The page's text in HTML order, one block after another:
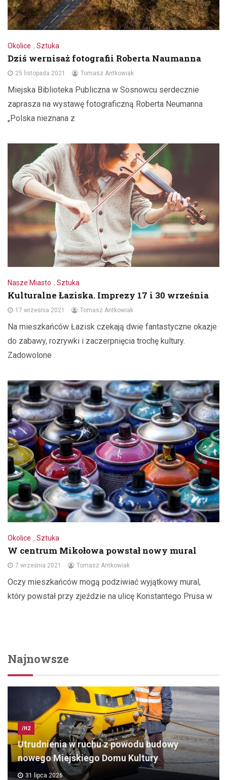
Okolice , Sztuka
Dziś wernisaż fotografii Roberta Naumanna
25 listopada 2021 Tomasz Antkowiak
Miejska Biblioteka Publiczna w Sosnowcu serdecznie
zaprasza na wystawę fotograficzną Roberta Neumanna
„Polska nieznana z
Nasze Miasto , Sztuka
Kulturalne Łaziska. Imprezy 17 i 30 września
17 września 2021 Tomasz Antkowiak
Na mieszkańców Łazisk czekają dwie fantastyczne okazje
do zabawy, rozrywki i zaczerpnięcia trochę kultury.
Zadowolone
Okolice , Sztuka
W centrum Mikołowa powstał nowy mural
7 września 2021 Tomasz Antkowiak
Oczy mieszkańców mogą podziwiać wyjątkowy mural,
który powstał przy zjeździe na ulicę Konstantego Prusa w
Najnowsze
/H2
Utrudnienia w ruchu z powodu budowy
nowego Miejskiego Domu Kultury
31 lipca 2026